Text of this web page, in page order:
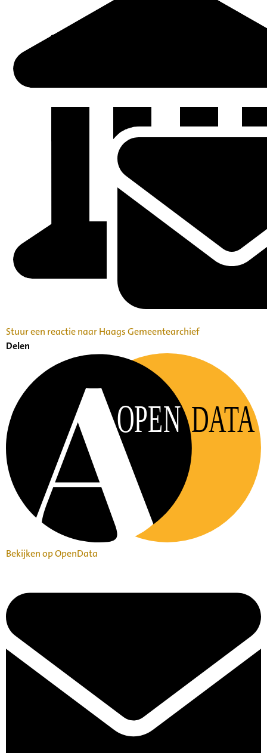
Stuur een reactie naar Haags Gemeentearchief
Delen
OPEN DATA
Bekijken op OpenData